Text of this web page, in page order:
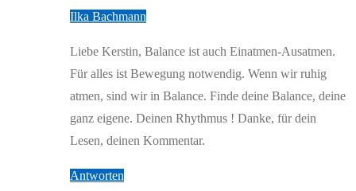
Ilka Bachmann
Liebe Kerstin, Balance ist auch Einatmen-Ausatmen.
Für alles ist Bewegung notwendig. Wenn wir ruhig
atmen, sind wir in Balance. Finde deine Balance, deine
ganz eigene. Deinen Rhythmus ! Danke, für dein
Lesen, deinen Kommentar.
Antworten